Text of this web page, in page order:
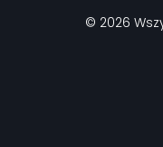
© 2026